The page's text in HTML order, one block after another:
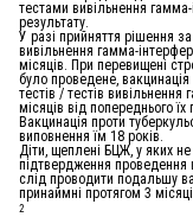
тестами вивільнення
результату.
У разі прийняття рішення
вивільнення гамма-
місяців. При перевищені
було проведене,
тестів / тестів
місяців від попереднього
Вакцинація проти
виповнення їм 18 років.
Діти, щеплені БЦЖ, у яких
підтвердження проведення
слід проводити подальшу
принаймні протягом 3
2